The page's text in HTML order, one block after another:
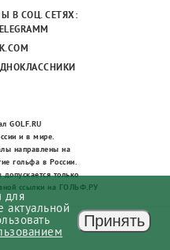
В СОЦ. СЕТЯХ:
GOLF.RU
и в мире.
направлены на
гольфа в России.
только
ссылки на ГОЛЬФ.РУ
для
актуальной
Принять